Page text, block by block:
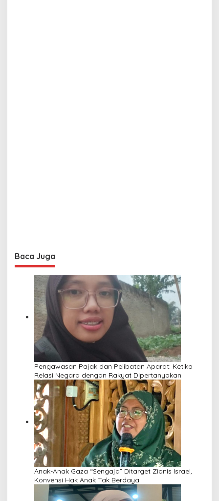
Baca Juga
Pengawasan Pajak dan Pelibatan Aparat: Ketika
Relasi Negara dengan Rakyat Dipertanyakan
Anak-Anak Gaza “Sengaja” Ditarget Zionis Israel,
Konvensi Hak Anak Tak Berdaya